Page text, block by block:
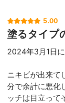
5.00
塗るタイプ
2024年3月1日
ニキビが出来て
分で余計に悪化
ッチは目立って